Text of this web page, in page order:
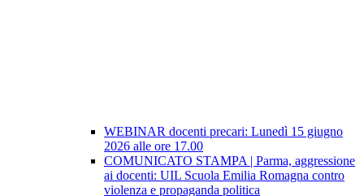
WEBINAR docenti precari: Lunedì 15 giugno
2026 alle ore 17.00
COMUNICATO STAMPA | Parma, aggressione
ai docenti: UIL Scuola Emilia Romagna contro
violenza e propaganda politica